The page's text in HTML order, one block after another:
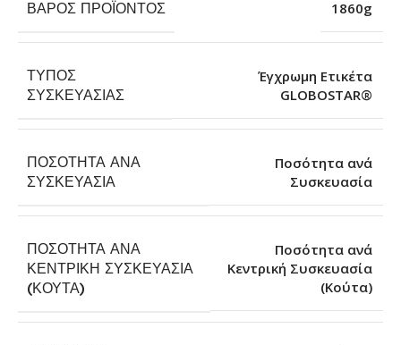
ΒΆΡΟΣ ΠΡΟΪΌΝΤΟΣ 1860g
ΤΎΠΟΣ
ΣΥΣΚΕΥΑΣΊΑΣ
Έγχρωμη Ετικέτα
GLOBOSTAR®
ΠΟΣΌΤΗΤΑ ΑΝΆ
ΣΥΣΚΕΥΑΣΊΑ
Ποσότητα ανά
Συσκευασία
ΠΟΣΌΤΗΤΑ ΑΝΆ
ΚΕΝΤΡΙΚΉ ΣΥΣΚΕΥΑΣΊΑ
(ΚΟΎΤΑ)
Ποσότητα ανά
Κεντρική Συσκευασία
(Κούτα)